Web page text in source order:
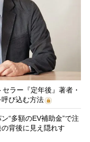
ラー『定年後』著者・
び込む方法
“多額のEV補助金”で注
背後に見え隠れす